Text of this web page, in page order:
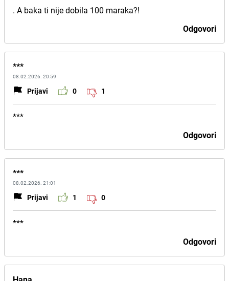
. A baka ti nije dobila 100 maraka?!
Odgovori
***
08.02.2026. 20:59
Prijavi 0 1
***
Odgovori
***
08.02.2026. 21:01
Prijavi 1 0
***
Odgovori